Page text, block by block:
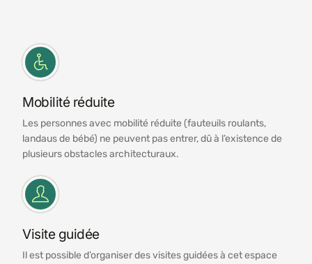
Mobilité réduite
Les personnes avec mobilité réduite (fauteuils roulants,
landaus de bébé) ne peuvent pas entrer, dû à l’existence de
plusieurs obstacles architecturaux.
Visite guidée
Il est possible d’organiser des visites guidées à cet espace